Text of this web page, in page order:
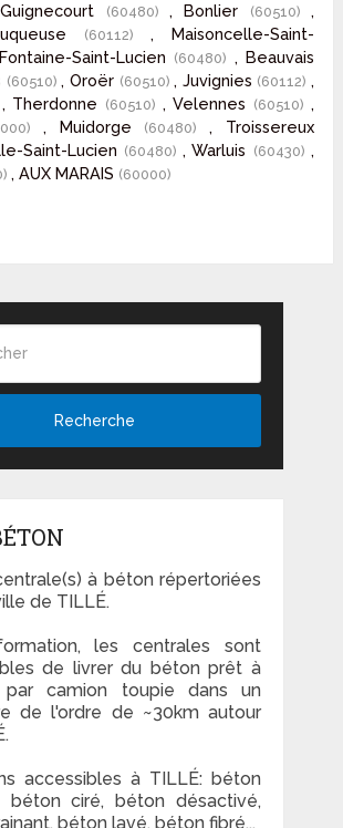
(60480) , Bonlier (60510) ,
(60112) , Maisoncelle-Saint-
Saint-Lucien (60480) , Beauvais
(60510), Oroër (60510), Juvignies (60112) ,
, Therdonne (60510) , Velennes (60510) ,
, Muidorge (60480), Troissereux
Saint-Lucien (60480), Warluis (60430) ,
, AUX MARAIS (60000)
Recherche
à béton répertoriées
de TILLÉ.
les centrales sont
de livrer du béton prêt à
par camion toupie dans un
de l'ordre de ~30km autour
accessibles à TILLÉ: béton
béton ciré, béton désactivé,
béton lavé, béton fibré...